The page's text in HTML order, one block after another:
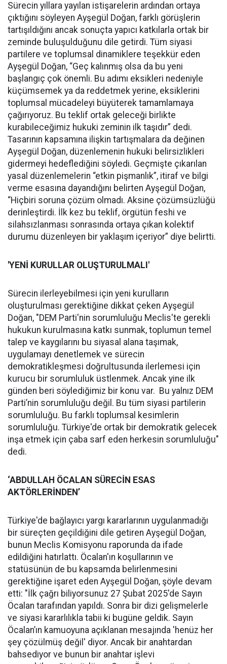
Sürecin yıllara yayılan istişarelerin ardından ortaya
çıktığını söyleyen Ayşegül Doğan, farklı görüşlerin
tartışıldığını ancak sonuçta yapıcı katkılarla ortak bir
zeminde buluşulduğunu dile getirdi. Tüm siyasi
partilere ve toplumsal dinamiklere teşekkür eden
Ayşegül Doğan, “Geç kalınmış olsa da bu yeni
başlangıç çok önemli. Bu adımı eksikleri nedeniyle
küçümsemek ya da reddetmek yerine, eksiklerini
toplumsal mücadeleyi büyüterek tamamlamaya
çağırıyoruz. Bu teklif ortak geleceği birlikte
kurabileceğimiz hukuki zeminin ilk taşıdır” dedi.
Tasarının kapsamına ilişkin tartışmalara da değinen
Ayşegül Doğan, düzenlemenin hukuki belirsizlikleri
gidermeyi hedeflediğini söyledi. Geçmişte çıkarılan
yasal düzenlemelerin “etkin pişmanlık”, itiraf ve bilgi
verme esasına dayandığını belirten Ayşegül Doğan,
“Hiçbiri soruna çözüm olmadı. Aksine çözümsüzlüğü
derinleştirdi. İlk kez bu teklif, örgütün feshi ve
silahsızlanması sonrasında ortaya çıkan kolektif
durumu düzenleyen bir yaklaşım içeriyor” diye belirtti.
'YENİ KURULLAR OLUŞTURULMALI'
Sürecin ilerleyebilmesi için yeni kurulların
oluşturulması gerektiğine dikkat çeken Ayşegül
Doğan, "DEM Parti'nin sorumluluğu Meclis'te gerekli
hukukun kurulmasına katkı sunmak, toplumun temel
talep ve kaygılarını bu siyasal alana taşımak,
uygulamayı denetlemek ve sürecin
demokratikleşmesi doğrultusunda ilerlemesi için
kurucu bir sorumluluk üstlenmek. Ancak yine ilk
günden beri söylediğimiz bir konu var. Bu yalnız DEM
Parti’nin sorumluluğu değil. Bu tüm siyasi partilerin
sorumluluğu. Bu farklı toplumsal kesimlerin
sorumluluğu. Türkiye'de ortak bir demokratik gelecek
inşa etmek için çaba sarf eden herkesin sorumluluğu"
dedi.
‘ABDULLAH ÖCALAN SÜRECİN ESAS
AKTÖRLERİNDEN’
Türkiye'de bağlayıcı yargı kararlarının uygulanmadığı
bir süreçten geçildiğini dile getiren Ayşegül Doğan,
bunun Meclis Komisyonu raporunda da ifade
edildiğini hatırlattı. Öcalan'ın koşullarının ve
statüsünün de bu kapsamda belirlenmesini
gerektiğine işaret eden Ayşegül Doğan, şöyle devam
etti: "İlk çağrı biliyorsunuz 27 Şubat 2025'de Sayın
Öcalan tarafından yapıldı. Sonra bir dizi gelişmelerle
ve siyasi kararlılıkla tabii ki bugüne geldik. Sayın
Öcalan’ın kamuoyuna açıklanan mesajında 'henüz her
şey çözülmüş değil' diyor. Ancak bir anahtardan
bahsediyor ve bunun bir anahtar işlevi